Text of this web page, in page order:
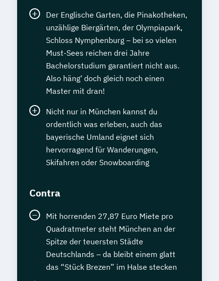
Der Englische Garten, die Pinakotheken,
unzählige Biergärten, der Olympiapark,
Schloss Nymphenburg – bei so vielen
Must-Sees reichen drei Jahre
Bachelorstudium garantiert nicht aus.
Also häng‘ doch gleich noch einen
Master mit dran!
Nicht nur in München kannst du
ordentlich was erleben, auch das
bayerische Umland eignet sich
hervorragend für Wanderungen,
Skifahren oder Snowboarding
Contra
Mit horrenden 27,87 Euro Miete pro
Quadratmeter steht München an der
Spitze der teuersten Städte
Deutschlands – da bleibt einem glatt
das “Stück Brezen” im Halse stecken